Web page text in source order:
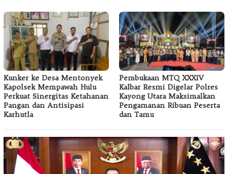
Kunker ke Desa Mentonyek
Kapolsek Mempawah Hulu
Perkuat Sinergitas Ketahanan
Pangan dan Antisipasi
Karhutla
Pembukaan MTQ XXXIV
Kalbar Resmi Digelar Polres
Kayong Utara Maksimalkan
Pengamanan Ribuan Peserta
dan Tamu